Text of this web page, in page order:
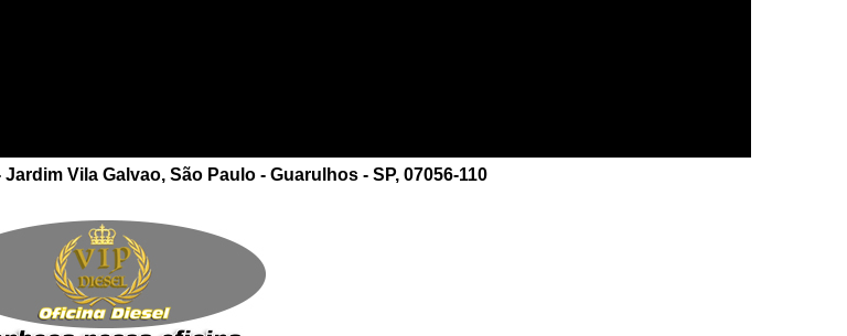
Vila Galvao, São Paulo - Guarulhos - SP, 07056-110